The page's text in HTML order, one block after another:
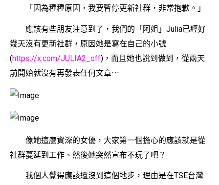
「因為種種原因，我要暫停更新社群，非常抱歉。」
應該有些朋友注意到了，我們的「阿姐」Julia已經好
幾天沒有更新社群，原因她是寫在自己的小號
(https://x.com/JULIA2_off)，而且她也說到做到，從兩天
前開始就沒有再發表任何文章⋯
像她這麼資深的女優，大家第一個擔心的應該就是從
社群蔓延到工作、然後她突然宣布不玩了吧？
我個人覺得應該還沒到這個地步，理由是在TSE台灣